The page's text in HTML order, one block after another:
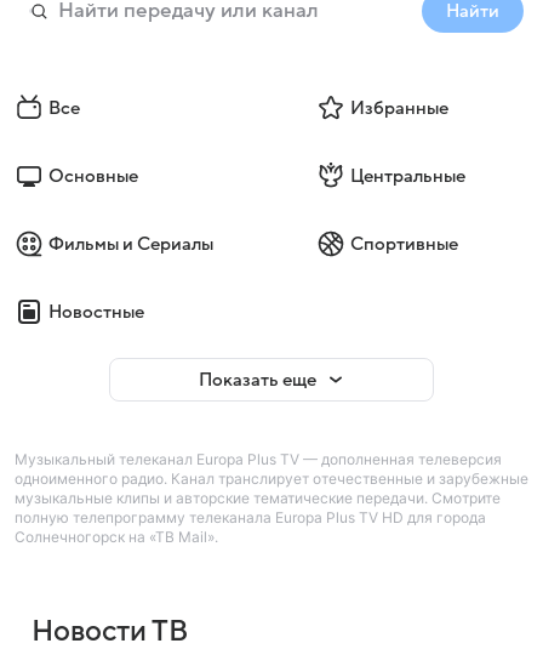
Найти
Все Избранные
Основные Центральные
Фильмы и Сериалы Спортивные
Новостные
Показать еще
Музыкальный телеканал Europa Plus TV — дополненная телеверсия
одноименного радио. Канал транслирует отечественные и зарубежные
музыкальные клипы и авторские тематические передачи. Смотрите
полную телепрограмму телеканала Europa Plus TV HD для города
Солнечногорск на «ТВ Mail».
Новости ТВ